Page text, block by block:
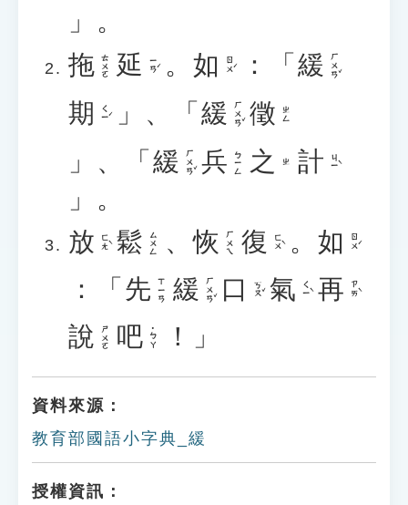
」。
拖 ㄊㄨㄛ 延 ㄧㄢˊ 。 如 ㄖㄨˊ ：「 緩 ㄏㄨㄢˇ
期 ㄑㄧˊ 」、「 緩 ㄏㄨㄢˇ 徵 ㄓㄥ
」、「 緩 ㄏㄨㄢˇ 兵 ㄅㄧㄥ 之 ㄓ 計 ㄐㄧˋ
」。
放 ㄈㄤˋ 鬆 ㄙㄨㄥ 、恢 ㄏㄨㄟ 復 ㄈㄨˋ 。 如 ㄖㄨˊ
：「 先 ㄒㄧㄢ 緩 ㄏㄨㄢˇ 口 ㄎㄡˇ 氣 ㄑㄧˋ 再 ㄗㄞˋ
說 ㄕㄨㄛ 吧 ˙ㄅㄚ ！」
資料來源：
教育部國語小字典_緩
授權資訊：